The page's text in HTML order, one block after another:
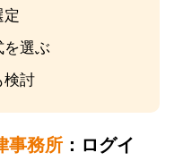
定
を選ぶ
検討
事務所 ：ログイ